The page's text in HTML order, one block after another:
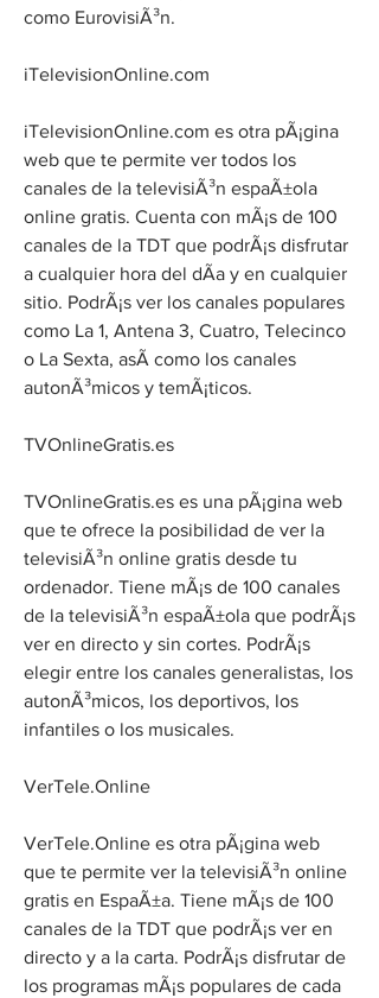
como EurovisiÃ³n.
iTelevisionOnline.com
iTelevisionOnline.com es otra pÃ¡gina
web que te permite ver todos los
canales de la televisiÃ³n espaÃ±ola
online gratis. Cuenta con mÃ¡s de 100
canales de la TDT que podrÃ¡s disfrutar
a cualquier hora del dÃ­a y en cualquier
sitio. PodrÃ¡s ver los canales populares
como La 1, Antena 3, Cuatro, Telecinco
o La Sexta, asÃ­ como los canales
autonÃ³micos y temÃ¡ticos.
TVOnlineGratis.es
TVOnlineGratis.es es una pÃ¡gina web
que te ofrece la posibilidad de ver la
televisiÃ³n online gratis desde tu
ordenador. Tiene mÃ¡s de 100 canales
de la televisiÃ³n espaÃ±ola que podrÃ¡s
ver en directo y sin cortes. PodrÃ¡s
elegir entre los canales generalistas, los
autonÃ³micos, los deportivos, los
infantiles o los musicales.
VerTele.Online
VerTele.Online es otra pÃ¡gina web
que te permite ver la televisiÃ³n online
gratis en EspaÃ±a. Tiene mÃ¡s de 100
canales de la TDT que podrÃ¡s ver en
directo y a la carta. PodrÃ¡s disfrutar de
los programas mÃ¡s populares de cada